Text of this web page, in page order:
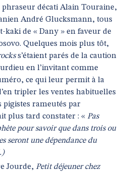
décati Alain Touraine,
André Glucksmann, tous
kaki de « Dany » en faveur de
Quelques mois plus tôt,
s’étaient parés de la caution
en l’invitant comme
ce qui leur permit à la
tripler les ventes habituelles
pigistes rameutés par
plus tard constater : « Pas
pour savoir que dans trois ou
seront une dépendance du
Jourde, Petit déjeuner chez